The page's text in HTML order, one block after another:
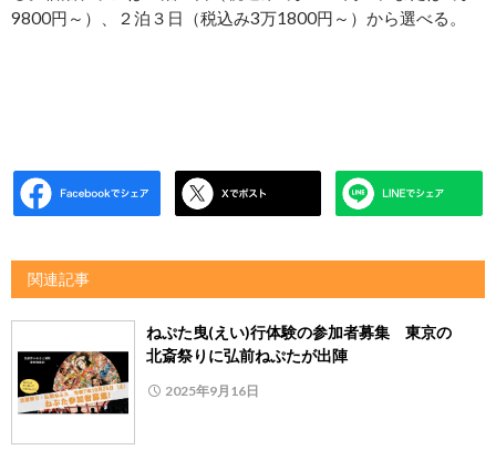
9800円～）、２泊３日（税込み3万1800円～）から選べる。
関連記事
ねぷた曳(えい)行体験の参加者募集 東京の
北斎祭りに弘前ねぷたが出陣
2025年9月16日